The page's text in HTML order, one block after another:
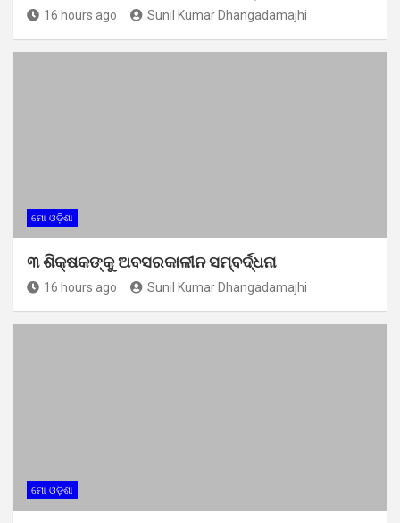
16 hours ago Sunil Kumar Dhangadamajhi
ମୋ ଓଡ଼ିଶା
୩ ଶିକ୍ଷକଙ୍କୁ ଅବସରକାଳୀନ ସମ୍ବର୍ଦ୍ଧନା
16 hours ago Sunil Kumar Dhangadamajhi
ମୋ ଓଡ଼ିଶା